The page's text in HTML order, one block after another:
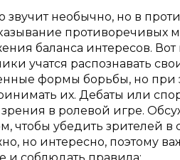
звучит необычно, но в
противоречивых
баланса интересов. Вот
учатся распознавать
формы борьбы, но при
их. Дебаты или спор
в ролевой игре.
чтобы убедить зрителей
но интересно, поэтому